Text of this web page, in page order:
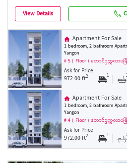
View Details
Apartment For Sale
1 bedroom, 2 bathroom
Yangon
# 5 ( Floor ) တောင်ဥက္ကလာ
Ask for Price
972.00 ft2 1
Apartment For Sale
1 bedroom, 2 bathroom
Yangon
# 4 ( Floor ) တောင်ဥက္ကလာ
Ask for Price
972.00 ft2 1